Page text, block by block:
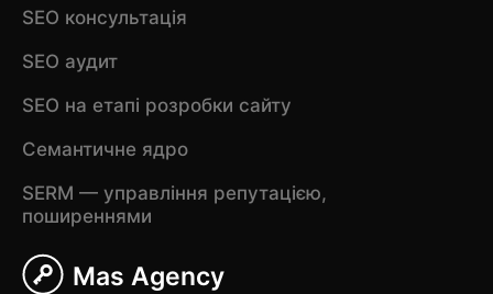
Mas Agency
SEO консультація
SEO аудит
SEO на етапі розробки сайту
Семантичне ядро
SERM — управління репутацією,
поширеннями